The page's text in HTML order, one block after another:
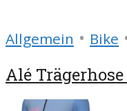
Allgemein • Bike
Alé